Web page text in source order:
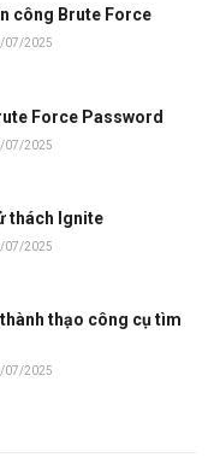
công Brute Force
07/2025
Force Password
07/2025
thách Ignite
07/2025
thạo công cụ tìm
07/2025